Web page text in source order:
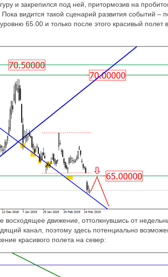
и закрепился под ней, притормозив на
видится такой сценарий развития событий –
65.00 и только после этого красивый полет
восходящее движение, оттолкнувшись от
канал, поэтому здесь потенциально
красивого полета на север: